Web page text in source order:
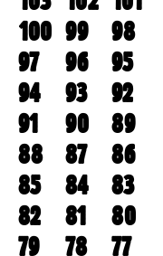
100 99
98
97
96
95
94
93
92
91
90
89
88
87
86
85
84
83
82
81
80
79
78
77